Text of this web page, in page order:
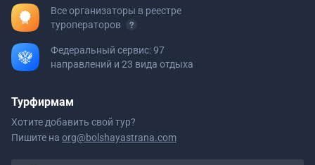
Все организаторы в реестре
туроператоров
Федеральный сервис: 97
направлений и 23 вида отдыха
Турфирмам
Хотите добавить свой тур?
Пишите на org@bolshayastrana.com